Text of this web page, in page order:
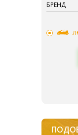
БРЕНД